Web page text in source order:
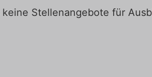
Stellenangebote für